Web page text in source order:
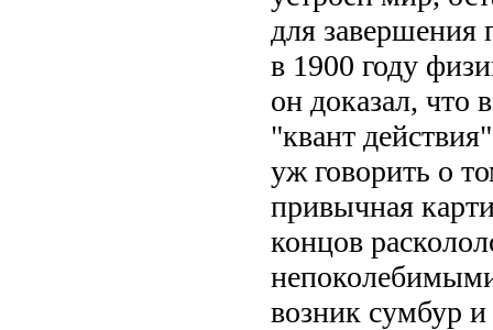
для
в 1900 году
он доказал, что
"квант
уж говорить о
привычная
концов
возник сумбур и